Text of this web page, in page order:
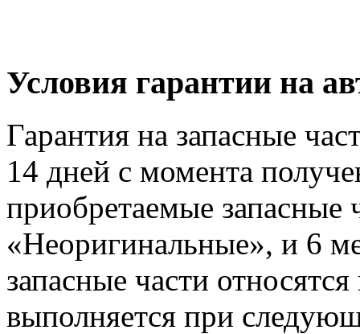
Условия гарантии на
Гарантия на запасные
14 дней с момента
приобретаемые запасные
«Неоригинальные», и 6
запасные части
выполняется при